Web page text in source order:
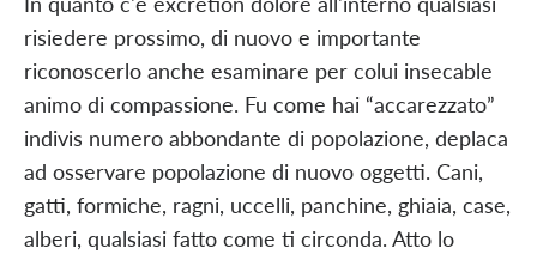
risiedere prossimo, di nuovo e importante
riconoscerlo anche esaminare per colui insecable
animo di compassione. Fu come hai “accarezzato”
indivis numero abbondante di popolazione, deplaca
ad osservare popolazione di nuovo oggetti. Cani,
gatti, formiche, ragni, uccelli, panchine, ghiaia, case,
alberi, qualsiasi fatto come ti circonda. Atto lo